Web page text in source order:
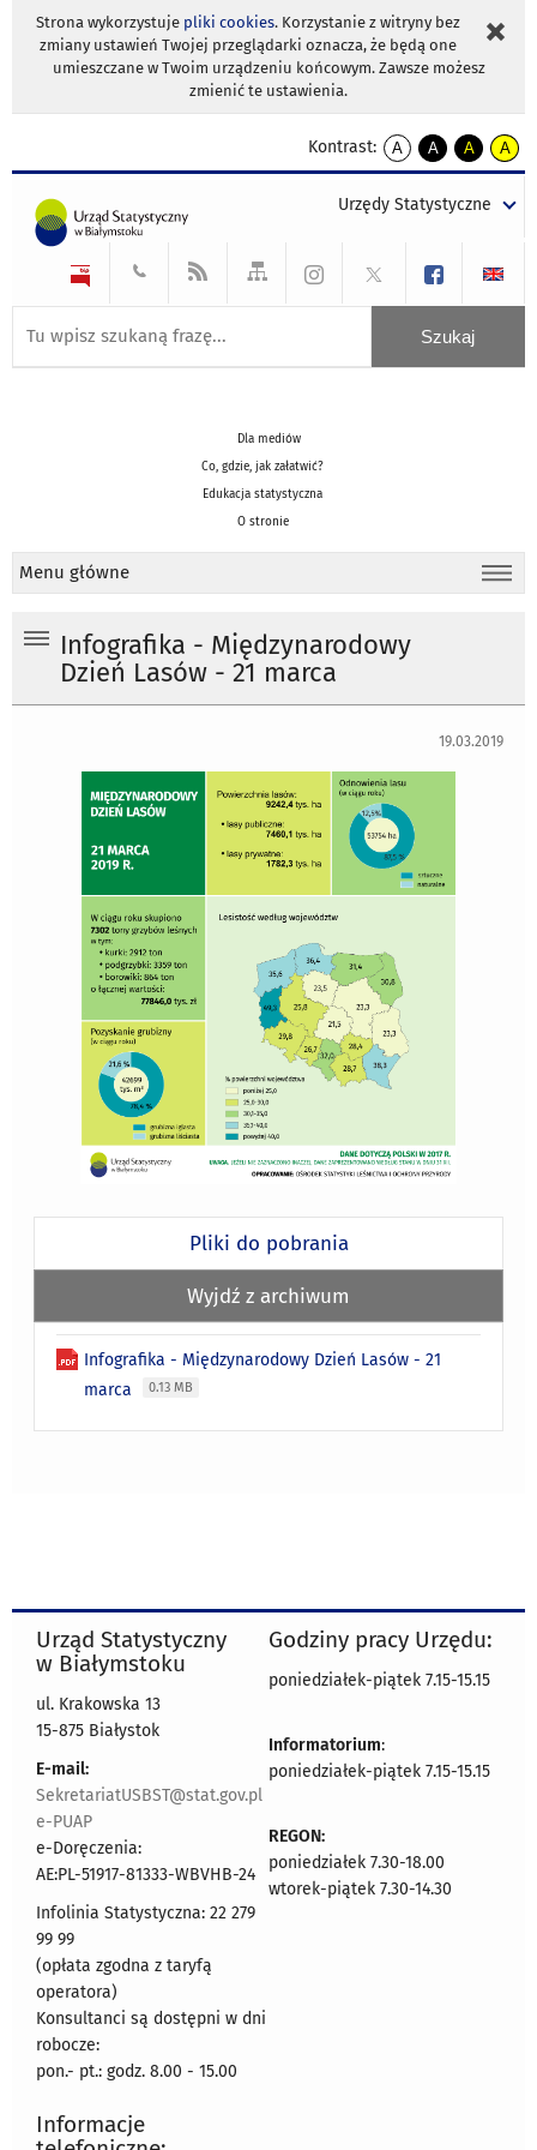
Strona wykorzystuje pliki cookies. Korzystanie z witryny bez
zmiany ustawień Twojej przeglądarki oznacza, że będą one
umieszczane w Twoim urządzeniu końcowym. Zawsze możesz
zmienić te ustawienia.
Kontrast:
A
kontrast
A
kontrast
tekst
czarnym
A
kontrast
tekst
czarnym
A
tekst
żółtym
Urzędy Statystyczne
Dla mediów
Co, gdzie, jak załatwić?
Edukacja statystyczna
O stronie
Menu główne
Infografika - Międzynarodowy
Dzień Lasów - 21 marca
19.03.2019
Pliki do pobrania
Wyjdź z archiwum
Infografika - Międzynarodowy Dzień Lasów - 21
marca
0.13 MB
Urząd Statystyczny
w Białymstoku
ul. Krakowska 13
15-875 Białystok
E-mail:
SekretariatUSBST@stat.gov.pl
e-PUAP
e-Doręczenia:
AE:PL-51917-81333-WBVHB-24
Infolinia Statystyczna: 22 279
99 99
(opłata zgodna z taryfą
operatora)
Konsultanci są dostępni w dni
robocze:
pon.- pt.: godz. 8.00 - 15.00
Godziny pracy Urzędu:
poniedziałek-piątek 7.15-15.15
Informatorium:
poniedziałek-piątek 7.15-15.15
REGON:
poniedziałek 7.30-18.00
wtorek-piątek 7.30-14.30
Informacje